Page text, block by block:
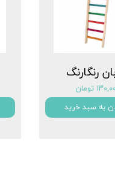
رنگارنگ
تومان
به سبد خرید